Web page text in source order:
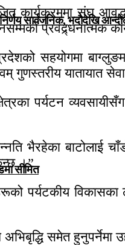
सार्वजनिक, भदाैदेखि
सीमित
कार्यक्रममा संघ
प्रवद्र्धनात्मक
सहयोगमा
गुणस्तरीय यातायात
पर्यटन
भैरहेका बाटोलाई
।”
पर्यटकीय
अभिबृद्धि समेत हुनुपर्नेमा